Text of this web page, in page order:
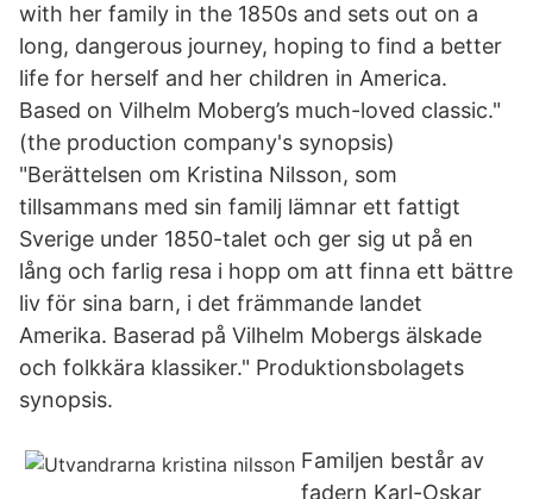
with her family in the 1850s and sets out on a
long, dangerous journey, hoping to find a better
life for herself and her children in America.
Based on Vilhelm Moberg’s much-loved classic."
(the production company's synopsis)
"Berättelsen om Kristina Nilsson, som
tillsammans med sin familj lämnar ett fattigt
Sverige under 1850-talet och ger sig ut på en
lång och farlig resa i hopp om att finna ett bättre
liv för sina barn, i det främmande landet
Amerika. Baserad på Vilhelm Mobergs älskade
och folkkära klassiker." Produktionsbolagets
synopsis.
Familjen består av
fadern Karl-Oskar